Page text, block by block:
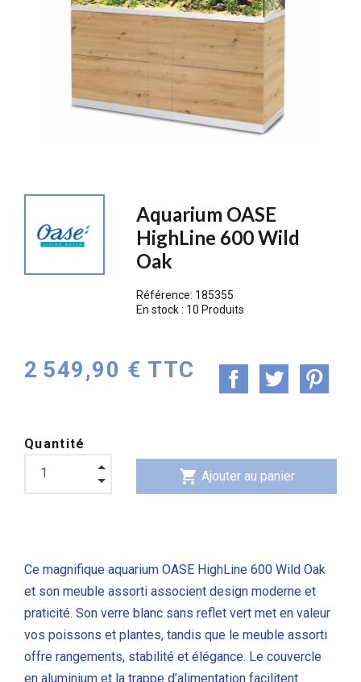
Aquarium OASE
HighLine 600 Wild
Oak
Référence: 185355
En stock : 10 Produits
2 549,90 € TTC
Quantité
shopping_cart Ajouter au panier
Ce magnifique aquarium OASE HighLine 600 Wild Oak
et son meuble assorti associent design moderne et
praticité. Son verre blanc sans reflet vert met en valeur
vos poissons et plantes, tandis que le meuble assorti
offre rangements, stabilité et élégance. Le couvercle
en aluminium et la trappe d’alimentation facilitent